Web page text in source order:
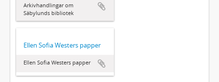
Arkivhandlingar om
Säbylunds bibliotek
Ellen Sofia Westers papper
Ellen Sofia Westers papper